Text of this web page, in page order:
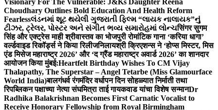
Visionary For The Vulnerable: J&Ks Daughter Reena
Choudhary Outlines Bold Education And Health Reform
Fearlessલંડનમાં શૂટ થયેલી ગુજરાતી ફિલ્મ “લાયક નાલાયક”નું
ટીઝર, ટ્રેલર, પોસ્ટર અને સંગીત ભવ્ય સમારોહમાં લોન્ચसिंगर सुगम
सिंह और एक्ट्रेस माही श्रीवास्तव का भोजपुरी रोमांटिक गाना ‘करिया धागा’
वर्ल्डवाइड रिकॉर्ड्स ने किया रिलीजनिलायश्री क्रिएशन्स ने ‘होप्स मिस्टर, मिस
एंड मिसेज महाराष्ट्र 2026’ और ‘द ग्रैंड महाराष्ट्र अवार्ड 2026’ का शानदार
आयोजन किया मुंबई:Heartfelt Birthday Wishes To CM Vijay
Thalapathy, The Superstar – Angel Tetarbe (Miss Glamourface
World India)बालगंधर्व रंगमंदिर वर्धापन दिन सोहळ्यात निर्माती तथा
रिपब्लिकन पक्षाच्या नेत्या संघमित्रा ताई गायकवाड यांचा विशेष सन्मानDr
Radhika Balakrishnan Becomes First Carnatic Vocalist to
Receive Honorary Fellowship from Royal Birmingham